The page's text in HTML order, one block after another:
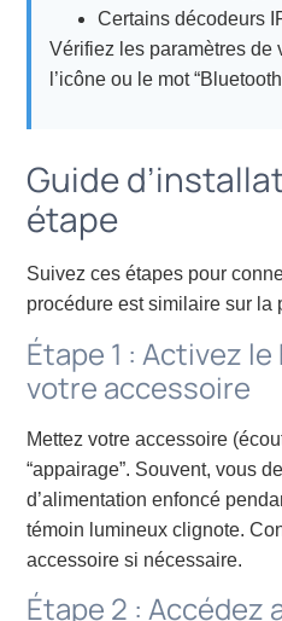
Certains décodeurs
Vérifiez les paramètres de
l’icône ou le mot
Guide
étape
Suivez ces étapes pour
procédure est similaire sur la
Étape 1 : Activez
votre accessoire
Mettez votre accessoire
“appairage”. Souvent, vous
d’alimentation enfoncé
témoin lumineux clignote.
accessoire si nécessaire.
Étape 2 : Accédez